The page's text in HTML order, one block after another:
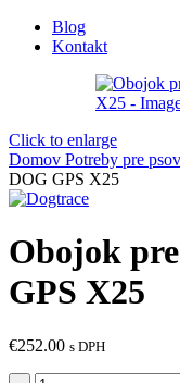
Blog
Kontakt
Click to enlarge
Domov Potreby pre psov
DOG GPS X25
Obojok
GPS X25
€252.00 s DPH